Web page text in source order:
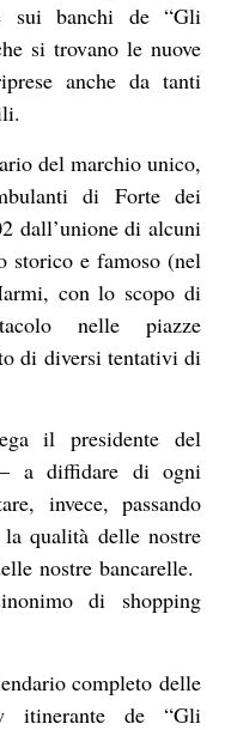
sui banchi de “Gli
si trovano le nuove
anche da tanti
del marchio unico,
di Forte dei
dall’unione di alcuni
storico e famoso (nel
con lo scopo di
nelle piazze
di diversi tentativi di
il presidente del
– a diffidare di ogni
invece, passando
qualità delle nostre
nostre bancarelle.
di shopping
completo delle
itinerante de “Gli